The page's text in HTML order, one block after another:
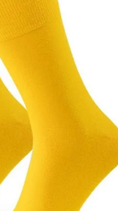
Antypoślizgowe
Do spania
GETRY
Jednokolorowe
Wzorowane
Ciepłe
Ciepłe
OPAKOWANIA